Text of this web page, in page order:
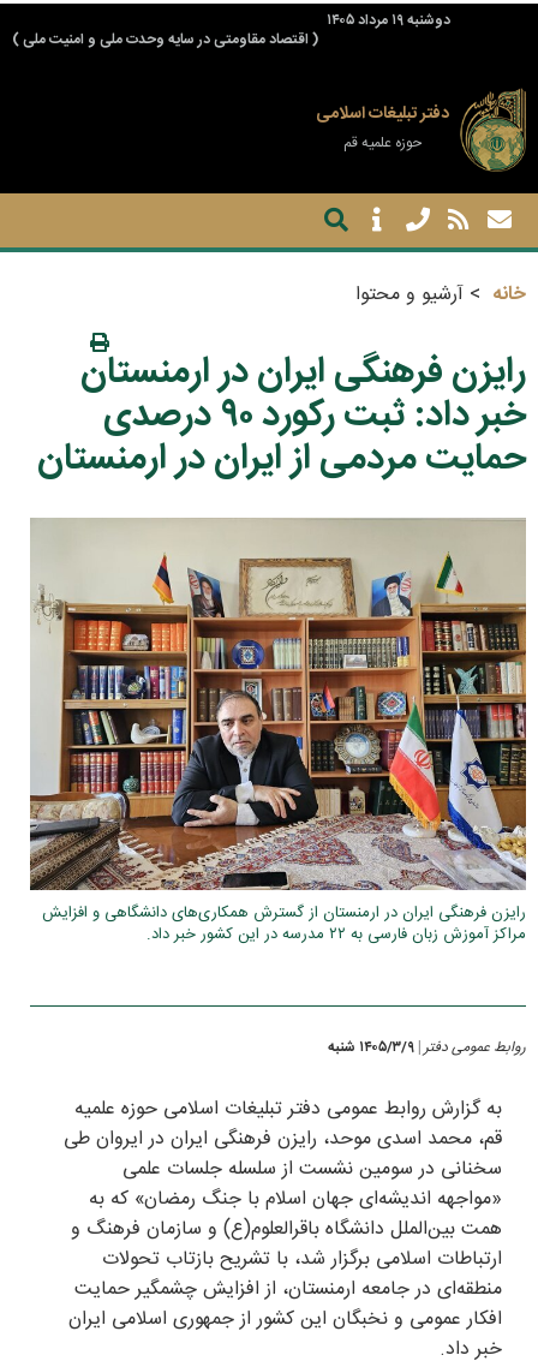
دوشنبه ۱۹ مرداد ۱۴۰۵
( اقتصاد مقاومتی در سایه وحدت ملی و امنیت ملی )
دفتر تبلیغات اسلامی
حوزه علمیه قم
خانه آرشیو و محتوا
رایزن فرهنگی ایران در ارمنستان
خبر داد: ثبت رکورد ۹۰ درصدی
حمایت مردمی از ایران در ارمنستان
رایزن فرهنگی ایران در ارمنستان از گسترش همکاری‌های دانشگاهی و افزایش
مراکز آموزش زبان فارسی به ۲۲ مدرسه در این کشور خبر داد.
روابط عمومی دفتر | ۱۴۰۵/۳/۹ شنبه
به گزارش روابط عمومی دفتر تبلیغات اسلامی حوزه علمیه
قم، محمد اسدی موحد، رایزن فرهنگی ایران در ایروان طی
سخنانی در سومین نشست از سلسله جلسات علمی
«مواجهه اندیشه‌ای جهان اسلام با جنگ رمضان» که به
همت بین‌الملل دانشگاه باقرالعلوم(ع) و سازمان فرهنگ و
ارتباطات اسلامی برگزار شد، با تشریح بازتاب تحولات
منطقه‌ای در جامعه ارمنستان، از افزایش چشمگیر حمایت
افکار عمومی و نخبگان این کشور از جمهوری اسلامی ایران
خبر داد.